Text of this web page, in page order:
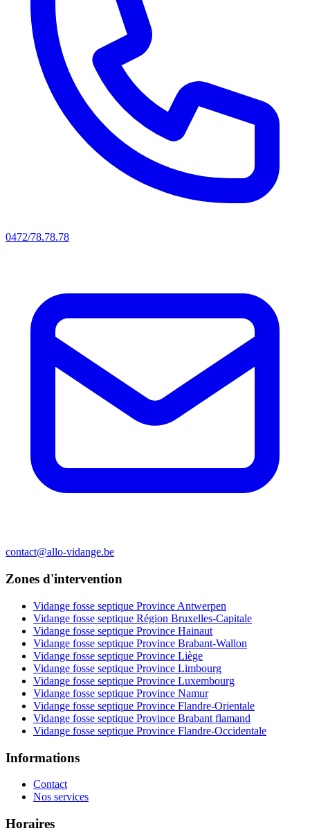
0472/78.78.78
contact@allo-vidange.be
Zones d'intervention
Vidange fosse septique Province Antwerpen
Vidange fosse septique Région Bruxelles-Capitale
Vidange fosse septique Province Hainaut
Vidange fosse septique Province Brabant-Wallon
Vidange fosse septique Province Liège
Vidange fosse septique Province Limbourg
Vidange fosse septique Province Luxembourg
Vidange fosse septique Province Namur
Vidange fosse septique Province Flandre-Orientale
Vidange fosse septique Province Brabant flamand
Vidange fosse septique Province Flandre-Occidentale
Informations
Contact
Nos services
Horaires